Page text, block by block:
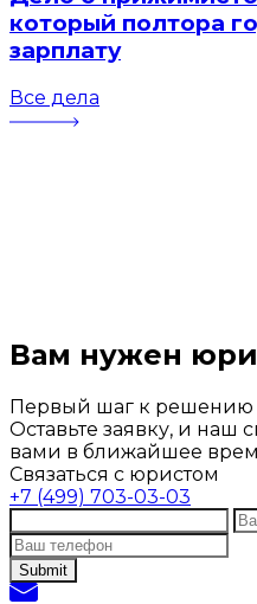
который полтора
зарплату
Все дела
Вам нужен
Первый шаг к решению
Оставьте заявку, и наш
вами в ближайшее
Связаться с юристом
+7 (499) 703-03-03